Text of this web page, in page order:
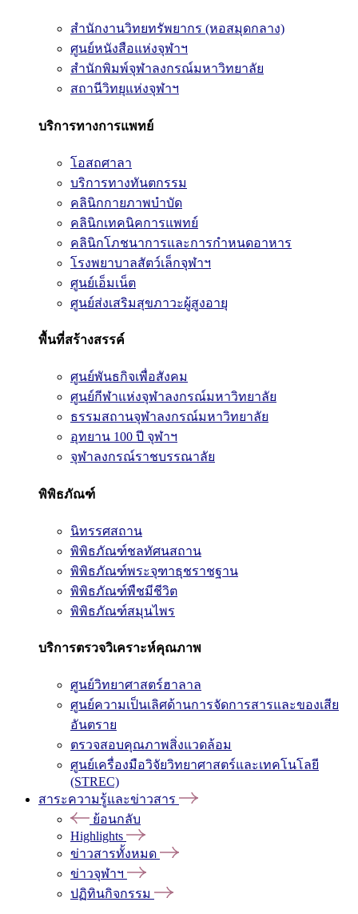
สำนักงานวิทยทรัพยากร (หอสมุดกลาง)
ศูนย์หนังสือแห่งจุฬาฯ
สำนักพิมพ์จุฬาลงกรณ์มหาวิทยาลัย
สถานีวิทยุแห่งจุฬาฯ
บริการทางการแพทย์
โอสถศาลา
บริการทางทันตกรรม
คลินิกกายภาพบำบัด
คลินิกเทคนิคการแพทย์
คลินิกโภชนาการและการกำหนดอาหาร
โรงพยาบาลสัตว์เล็กจุฬาฯ
ศูนย์เอ็มเน็ต
ศูนย์ส่งเสริมสุขภาวะผู้สูงอายุ
พื้นที่สร้างสรรค์
ศูนย์พันธกิจเพื่อสังคม
ศูนย์กีฬาแห่งจุฬาลงกรณ์มหาวิทยาลัย
ธรรมสถานจุฬาลงกรณ์มหาวิทยาลัย
อุทยาน 100 ปี จุฬาฯ
จุฬาลงกรณ์ราชบรรณาลัย
พิพิธภัณฑ์
นิทรรศสถาน
พิพิธภัณฑ์ชลทัศนสถาน
พิพิธภัณฑ์พระจุฑาธุชราชฐาน
พิพิธภัณฑ์พืชมีชีวิต
พิพิธภัณฑ์สมุนไพร
บริการตรวจวิเคราะห์คุณภาพ
ศูนย์วิทยาศาสตร์ฮาลาล
ศูนย์ความเป็นเลิศด้านการจัดการสารและของเสีย
อันตราย
ตรวจสอบคุณภาพสิ่งแวดล้อม
ศูนย์เครื่องมือวิจัยวิทยาศาสตร์และเทคโนโลยี
(STREC)
สาระความรู้และข่าวสาร
ย้อนกลับ
Highlights
ข่าวสารทั้งหมด
ข่าวจุฬาฯ
ปฏิทินกิจกรรม